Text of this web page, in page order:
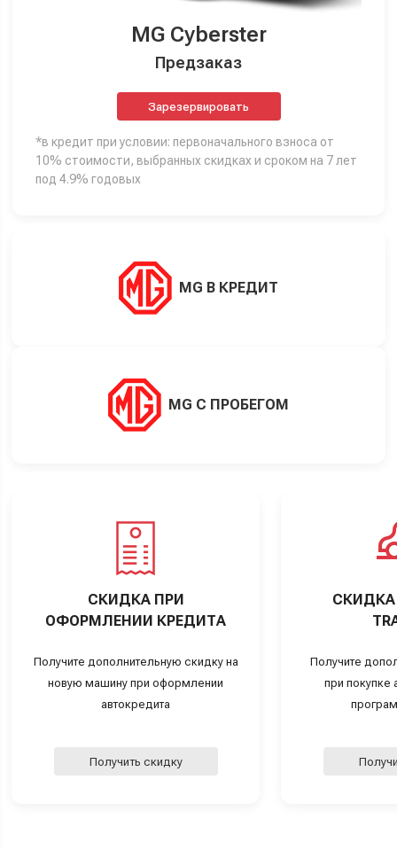
MG Cyberster
Предзаказ
Зарезервировать
*в кредит при условии: первоначального взноса от
10% стоимости, выбранных скидках и сроком на 7 лет
под 4.9% годовых
MG В КРЕДИТ
MG С ПРОБЕГОМ
СКИДКА ПРИ
ОФОРМЛЕНИИ КРЕДИТА
Получите дополнительную скидку на
новую машину при оформлении
автокредита
Получить скидку
СКИДКА
Получите
при покупке